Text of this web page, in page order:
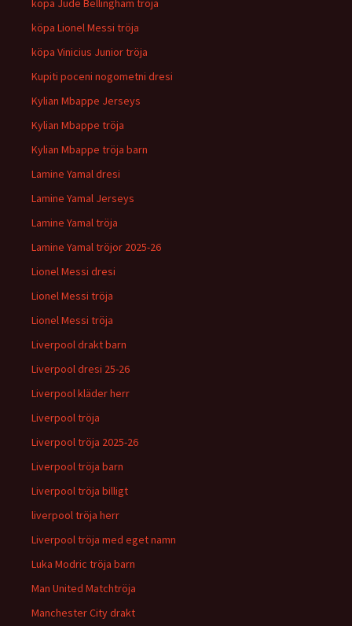
köpa Jude Bellingham tröja
köpa Lionel Messi tröja
köpa Vinicius Junior tröja
Kupiti poceni nogometni dresi
Kylian Mbappe Jerseys
Kylian Mbappe tröja
Kylian Mbappe tröja barn
Lamine Yamal dresi
Lamine Yamal Jerseys
Lamine Yamal tröja
Lamine Yamal tröjor 2025-26
Lionel Messi dresi
Lionel Messi tröja
Lionel Messi tröja
Liverpool drakt barn
Liverpool dresi 25-26
Liverpool kläder herr
Liverpool tröja
Liverpool tröja 2025-26
Liverpool tröja barn
Liverpool tröja billigt
liverpool tröja herr
Liverpool tröja med eget namn
Luka Modric tröja barn
Man United Matchtröja
Manchester City drakt